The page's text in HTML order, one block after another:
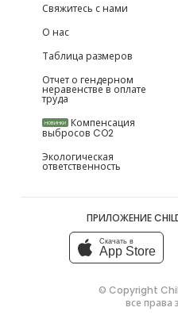
Свяжитесь с нами
О нас
Таблица размеров
Отчет о гендерном
неравенстве в оплате
труда
НОВИНКИ Компенсация
выбросов CO2
Экологическая
ответственность
ПРИЛОЖЕНИЕ
Скачать в
App Store
© Copyright
все